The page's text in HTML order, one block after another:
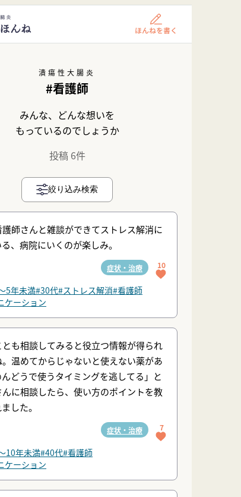
潰瘍性大腸炎
#看護師
みんな、どんな想いを
もっているのでしょうか
投稿 6件
絞り込み検索
師さんと雑談ができてストレス解消に
、病院にいくのが楽しみ。
症状・治療 10
5年未満#30代#ストレス解消#看護師
ケーション
も相談してみると役立つ情報が得られ
。温めてからじゃないと使えない薬があ
んどうで使うタイミングを逃してる」と
に相談したら、使い方のポイントを教
した。
症状・治療 7
10年未満#40代#看護師
ケーション